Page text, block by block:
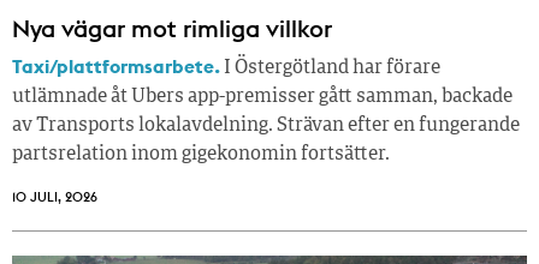
Nya vägar mot rimliga villkor
Taxi/plattformsarbete. I Östergötland har förare
utlämnade åt Ubers app-premisser gått samman, backade
av Transports lokalavdelning. Strävan efter en fungerande
partsrelation inom gigekonomin fortsätter.
10 JULI, 2026